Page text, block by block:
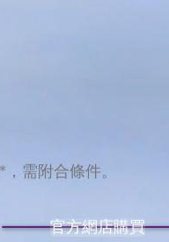
需附合條件。
官方網店購買